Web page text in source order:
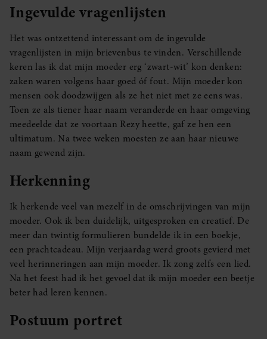
Ingevulde vragenlijsten
Het was ontzettend interessant om de ingevulde
vragenlijsten in mijn brievenbus te vinden. Verschillende
keren las ik dat mijn moeder erg ‘zwart-wit’ kon denken:
zaken waren volgens haar goed óf fout. Mijn moeder kon
mensen ook doodzwijgen als ze het niet met ze eens was.
Toen ze als tiener haar naam veranderde en haar omgeving
meedeelde dat ze voortaan Rezy heette, gaf ze hen een
ultimatum. Na twee weken moesten ze aan haar nieuwe
naam gewend zijn.
Herkenning
Ik herkende veel van mezelf in de omschrijvingen van mijn
moeder. Ook ik ben duidelijk, uitgesproken en creatief. De
meer dan twintig formulieren bundelde ik in een boekje,
een prachtcadeau. Mijn verjaardag werd groots gevierd met
veel herinneringen aan mijn moeder. Ik zong zelfs een lied.
Na het feest had ik het gevoel dat ik mijn moeder een beetje
beter had leren kennen.
Postuum portret